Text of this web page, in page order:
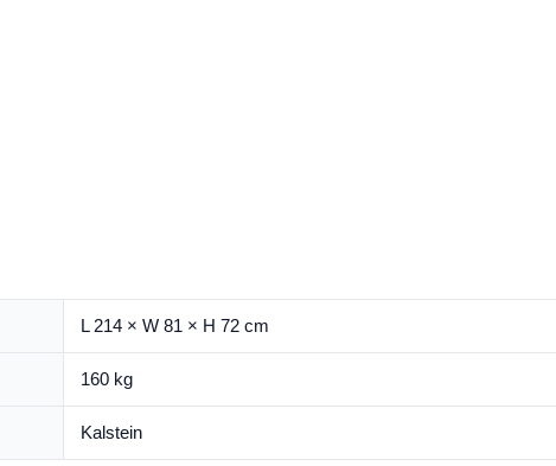
L 214 × W 81 × H 72 cm
160 kg
Kalstein